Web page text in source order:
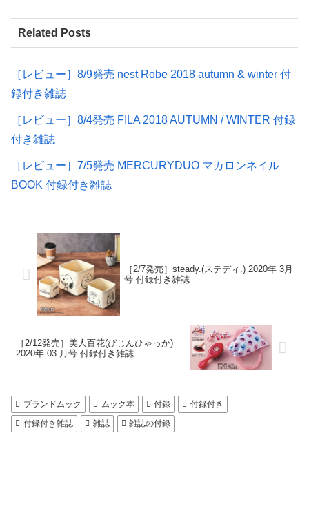
Related Posts
［レビュー］8/9発売 nest Robe 2018 autumn & winter 付
録付き雑誌
［レビュー］8/4発売 FILA 2018 AUTUMN / WINTER 付録
付き雑誌
［レビュー］7/5発売 MERCURYDUO マカロンネイル
BOOK 付録付き雑誌
［2/7発売］steady.(ステディ.) 2020年 3月
号 付録付き雑誌
［2/12発売］美人百花(びじんひゃっか)
2020年 03 月号 付録付き雑誌
ブランドムック ムック本 付録
付録付き
付録付き雑誌
雑誌 雑誌の付録